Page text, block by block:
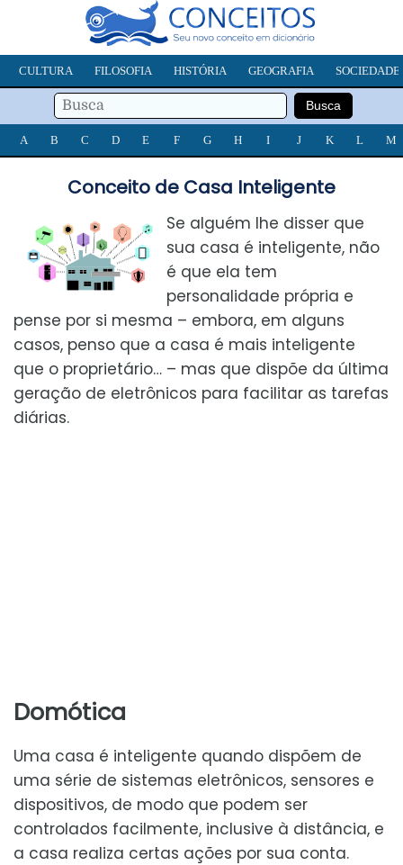
CULTURA FILOSOFIA HISTÓRIA GEOGRAFIA SOCIEDADE
A B C D E F G H I J K L M
Conceito de Casa Inteligente
Se alguém lhe disser que
sua casa é inteligente, não
é que ela tem
personalidade própria e
pense por si mesma – embora, em alguns
casos, penso que a casa é mais inteligente
que o proprietário… – mas que dispõe da última
geração de eletrônicos para facilitar as tarefas
diárias.
Domótica
Uma casa é inteligente quando dispõem de
uma série de sistemas eletrônicos, sensores e
dispositivos, de modo que podem ser
controlados facilmente, inclusive à distância, e
a casa realiza certas ações por sua conta.